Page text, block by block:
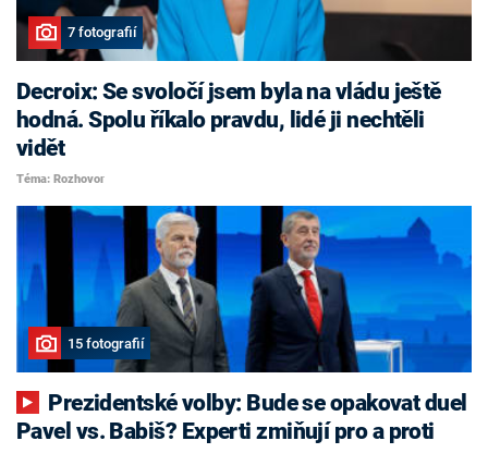
7 fotografií
Decroix: Se svoločí jsem byla na vládu ještě
hodná. Spolu říkalo pravdu, lidé ji nechtěli
vidět
Téma: Rozhovor
15 fotografií
Pavel vs. Babiš? Experti zmiňují pro a proti